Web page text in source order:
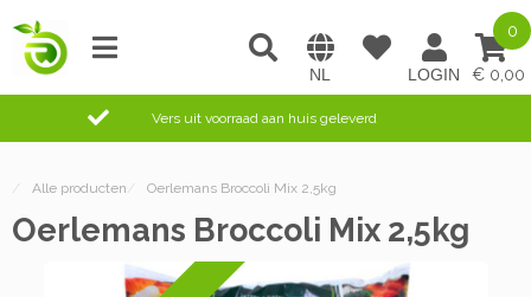
0,00
0
Vers uit voorraad aan huis geleverd
/ Alle producten / Oerlemans Broccoli Mix 2,5kg
Oerlemans Broccoli Mix 2,5kg